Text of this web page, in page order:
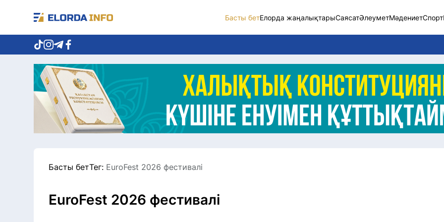
Басты бетЕлорда жаңалықтарыСаясатӘлеуметМәдениетСпорт
Елорда
Саясат
Әлеумет
Басты бетТег: EuroFest 2026 фестивалі
EuroFest 2026 фестивалі